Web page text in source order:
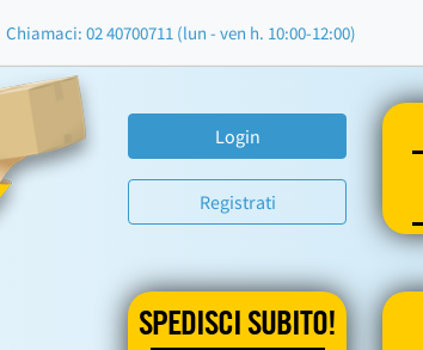
Chiamaci: 02 40700711 (lun - ven h. 10:00-12:00)
Login
Registrati
SPEDISCI SUBITO!